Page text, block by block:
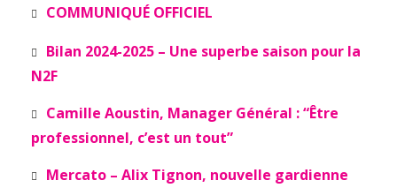
COMMUNIQUÉ OFFICIEL
Bilan 2024-2025 – Une superbe saison pour la
N2F
Camille Aoustin, Manager Général : “Être
professionnel, c’est un tout”
Mercato – Alix Tignon, nouvelle gardienne